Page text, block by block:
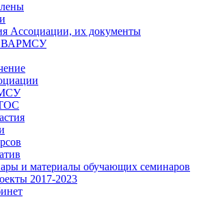
Ассоциации, их документы
ВАРМСУ
и материалы обучающих семинаров
2017-2023